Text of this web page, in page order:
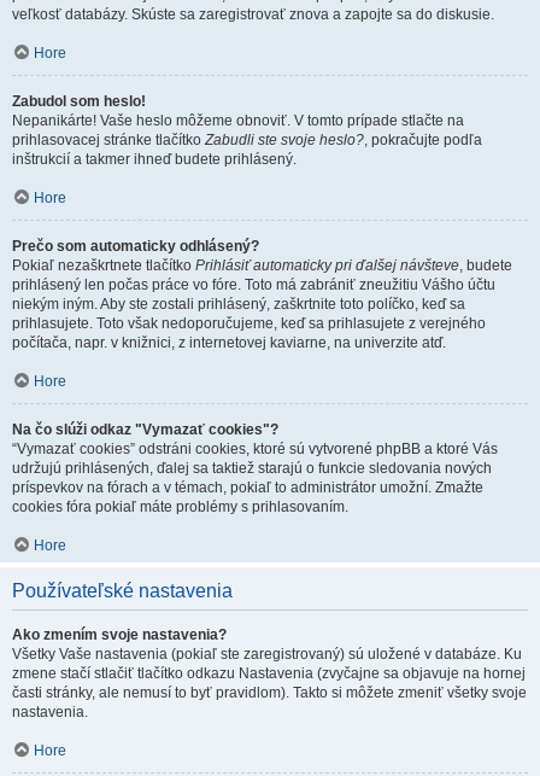
veľkosť databázy. Skúste sa zaregistrovať znova a zapojte sa do diskusie.
Hore
Zabudol som heslo!
Nepanikárte! Vaše heslo môžeme obnoviť. V tomto prípade stlačte na
prihlasovacej stránke tlačítkoZabudli ste svoje heslo?, pokračujte podľa
inštrukcií a takmer ihneď budete prihlásený.
Hore
Prečo som automaticky odhlásený?
Pokiaľ nezaškrtnete tlačítko Prihlásiť automaticky pri ďalšej návšteve, budete
prihlásený len počas práce vo fóre. Toto má zabrániť zneužitiu Vášho účtu
niekým iným. Aby ste zostali prihlásený, zaškrtnite toto políčko, keď sa
prihlasujete. Toto však nedoporučujeme, keď sa prihlasujete z verejného
počítača, napr. v knižnici, z internetovej kaviarne, na univerzite atď.
Hore
Na čo slúži odkaz "Vymazať cookies"?
“Vymazať cookies” odstráni cookies, ktoré sú vytvorené phpBB a ktoré Vás
udržujú prihlásených, ďalej sa taktiež starajú o funkcie sledovania nových
príspevkov na fórach a v témach, pokiaľ to administrátor umožní. Zmažte
cookies fóra pokiaľ máte problémy s prihlasovaním.
Hore
Používateľské nastavenia
Ako zmením svoje nastavenia?
Všetky Vaše nastavenia (pokiaľ ste zaregistrovaný) sú uložené v databáze. Ku
zmene stačí stlačiť tlačítko odkazu Nastavenia (zvyčajne sa objavuje na hornej
časti stránky, ale nemusí to byť pravidlom). Takto si môžete zmeniť všetky svoje
nastavenia.
Hore